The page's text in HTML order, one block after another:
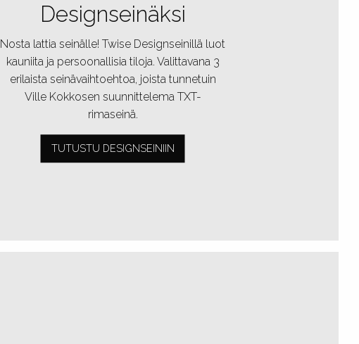
Designseinäksi
Nosta lattia seinälle! Twise Designseinillä luot
kauniita ja persoonallisia tiloja. Valittavana 3
erilaista seinävaihtoehtoa, joista tunnetuin
Ville Kokkosen suunnittelema TXT-
rimaseinä.
TUTUSTU DESIGNSEINIIN